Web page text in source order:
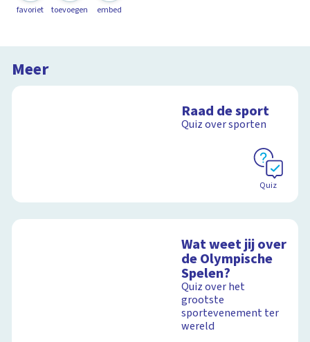
favoriet toevoegen embed
Meer
Raad de sport
Quiz over sporten
Quiz
Wat weet jij over
de Olympische
Spelen?
Quiz over het
grootste
sportevenement ter
wereld